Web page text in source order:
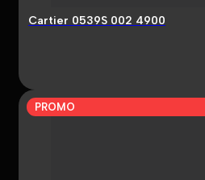
Cartier 0539S 002 4900
PROMO